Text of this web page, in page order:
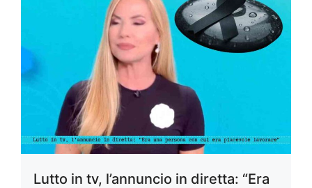
Lutto in tv, l’annuncio in diretta: “Era